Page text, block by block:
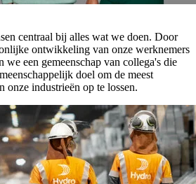
centraal bij alles wat we doen. Door
ontwikkeling van onze werknemers
we een gemeenschap van collega's die
doel om de meest
onze industrieën op te lossen.